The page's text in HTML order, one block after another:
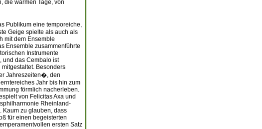
die warmen Tage, von
Publikum eine temporeiche,
Geige spielte als auch als
mit dem Ensemble
Ensemble zusammenführte
Instrumente
und das Cembalo ist
Besonders
Jahreszeiten�, den
Jahr bis hin zum
förmlich nacherleben.
von Felicitas Axa und
Rheinland-
Kaum zu glauben, dass
für einen begeisterten
ersten Satz